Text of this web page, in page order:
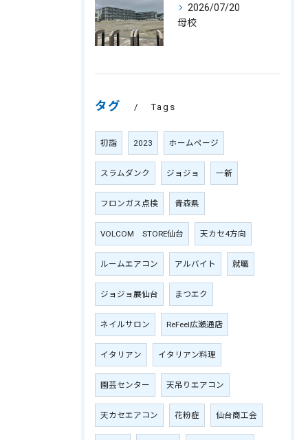
2026/07/20
母校
タグ Tags
初詣 2023 ホームページ
スラムダンク ジョジョ 一新
フロンガス点検 青森県
VOLCOM STORE仙台 天カセ4方向
ルームエアコン アルバイト 就職
ジョジョ展仙台 まつエク
ネイルサロン ReFeel広瀬通店
イタリアン イタリアン料理
園芸センター 天吊りエアコン
天カセエアコン 花粉症 仙台商工会